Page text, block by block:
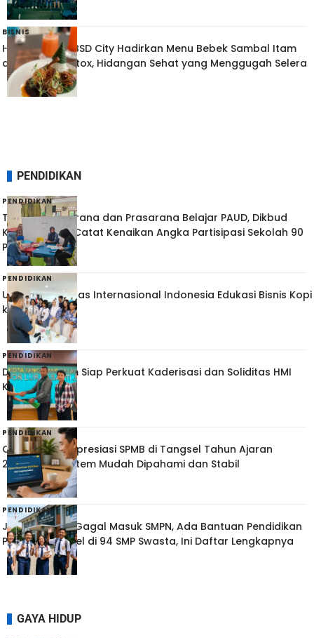
BISNIS
Hotel Santika BSD City Hadirkan Menu Bebek Sambal Itam
dan Carrot Detox, Hidangan Sehat yang Menggugah Selera
PENDIDIKAN
PENDIDIKAN
Tingkatkan Sarana dan Prasarana Belajar PAUD, Dikbud
Kota Tangsel Catat Kenaikan Angka Partisipasi Sekolah 90
Persen
PENDIDIKAN
Universitas Lintas Internasional Indonesia Edukasi Bisnis Kopi
ke Pelajar
PENDIDIKAN
Djuhardi Hakim Siap Perkuat Kaderisasi dan Soliditas HMI
Komipam
PENDIDIKAN
Orangtua Ini Apresiasi SPMB di Tangsel Tahun Ajaran
2026/2027: Sistem Mudah Dipahami dan Stabil
PENDIDIKAN
Jangan Sedih Gagal Masuk SMPN, Ada Bantuan Pendidikan
Pemkot Tangsel di 94 SMP Swasta, Ini Daftar Lengkapnya
GAYA HIDUP